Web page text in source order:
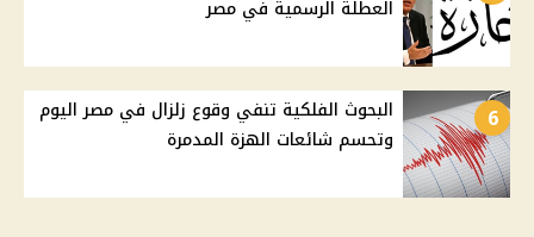
العطلة الرسمية في مصر
6
البحوث الفلكية تنفي وقوع زلزال في مصر اليوم
وتحسم شائعات الهزة المدمرة